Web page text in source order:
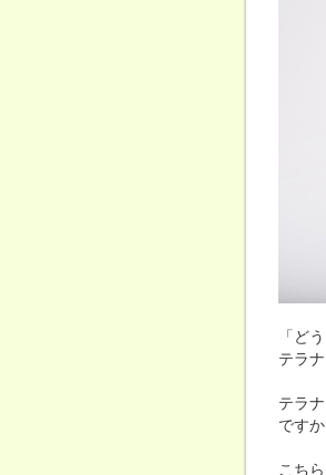
「ど
テラ
テラ
です
こち